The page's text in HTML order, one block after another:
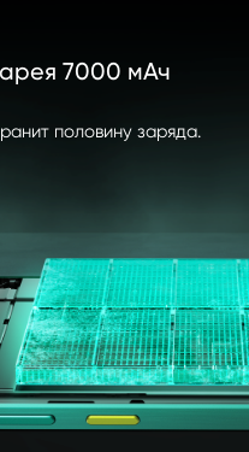
Лучшая
половину заряда.
7000 мАч